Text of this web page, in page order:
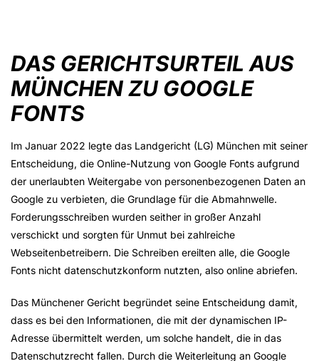
DAS GERICHTSURTEIL AUS
MÜNCHEN ZU GOOGLE
FONTS
Im Januar 2022 legte das Landgericht (LG) München mit seiner
Entscheidung, die Online-Nutzung von Google Fonts aufgrund
der unerlaubten Weitergabe von personenbezogenen Daten an
Google zu verbieten, die Grundlage für die Abmahnwelle.
Forderungsschreiben wurden seither in großer Anzahl
verschickt und sorgten für Unmut bei zahlreiche
Webseitenbetreibern. Die Schreiben ereilten alle, die Google
Fonts nicht datenschutzkonform nutzten, also online abriefen.
Das Münchener Gericht begründet seine Entscheidung damit,
dass es bei den Informationen, die mit der dynamischen IP-
Adresse übermittelt werden, um solche handelt, die in das
Datenschutzrecht fallen. Durch die Weiterleitung an Google